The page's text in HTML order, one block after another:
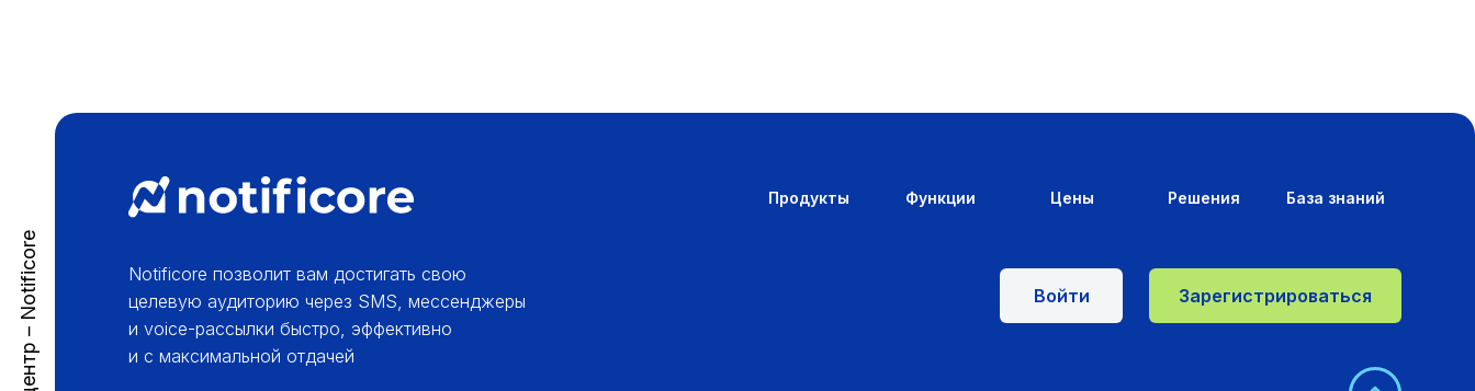
База знаний
Решения
Цены
Функции
Notificore позволит вам достигать свою
целевую аудиторию через SMS, мессенджеры
и voice-рассылки быстро, эффективно
и с максимальной отдачей
Продукты
Зарегистрироваться
Войти